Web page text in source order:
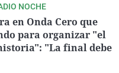
NOCHE
en Onda Cero que
para organizar "el
"La final debe